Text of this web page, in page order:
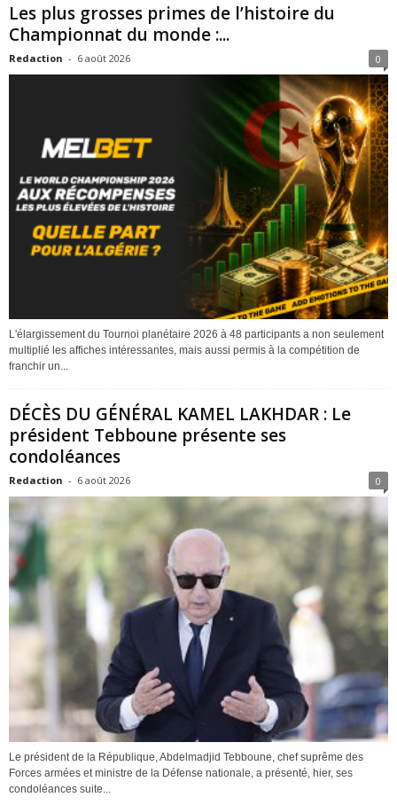
Les plus grosses primes de l’histoire du
Championnat du monde :...
Redaction - 6 août 2026 0
L'élargissement du Tournoi planétaire 2026 à 48 participants a non seulement
multiplié les affiches intéressantes, mais aussi permis à la compétition de
franchir un...
DÉCÈS DU GÉNÉRAL KAMEL LAKHDAR : Le
président Tebboune présente ses
condoléances
Redaction - 6 août 2026 0
Le président de la République, Abdelmadjid Tebboune, chef suprême des
Forces armées et ministre de la Défense nationale, a présenté, hier, ses
condoléances suite...